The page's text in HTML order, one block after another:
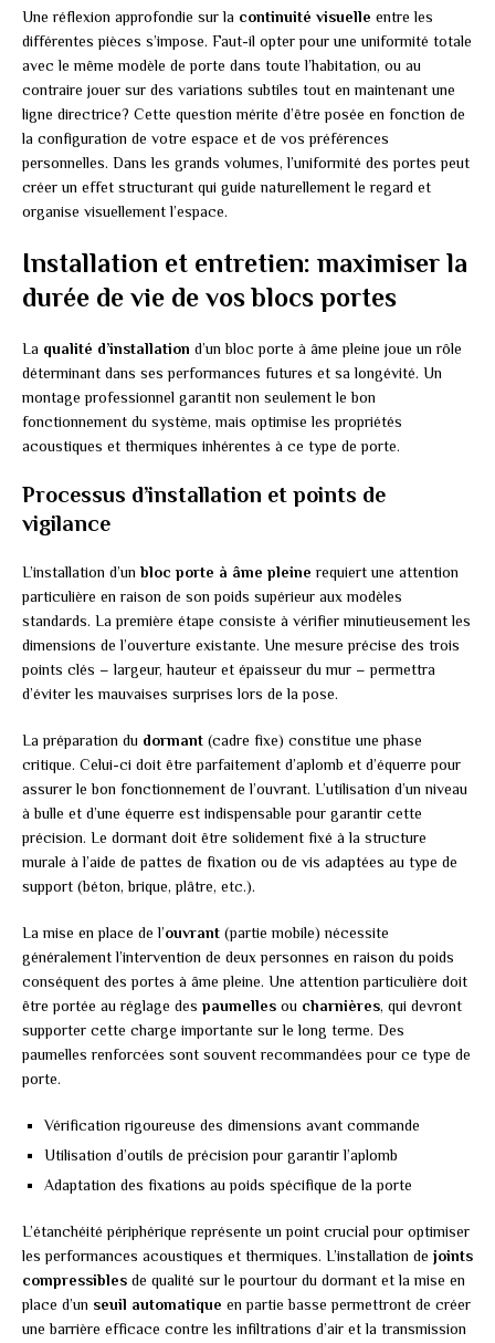
Une réflexion approfondie sur la continuité visuelle entre les
différentes pièces s’impose. Faut-il opter pour une uniformité totale
avec le même modèle de porte dans toute l’habitation, ou au
contraire jouer sur des variations subtiles tout en maintenant une
ligne directrice? Cette question mérite d’être posée en fonction de
la configuration de votre espace et de vos préférences
personnelles. Dans les grands volumes, l’uniformité des portes peut
créer un effet structurant qui guide naturellement le regard et
organise visuellement l’espace.
Installation et entretien: maximiser la
durée de vie de vos blocs portes
La qualité d’installation d’un bloc porte à âme pleine joue un rôle
déterminant dans ses performances futures et sa longévité. Un
montage professionnel garantit non seulement le bon
fonctionnement du système, mais optimise les propriétés
acoustiques et thermiques inhérentes à ce type de porte.
Processus d’installation et points de
vigilance
L’installation d’unbloc porte à âme pleine requiert une attention
particulière en raison de son poids supérieur aux modèles
standards. La première étape consiste à vérifier minutieusement les
dimensions de l’ouverture existante. Une mesure précise des trois
points clés – largeur, hauteur et épaisseur du mur – permettra
d’éviter les mauvaises surprises lors de la pose.
La préparation du dormant (cadre fixe) constitue une phase
critique. Celui-ci doit être parfaitement d’aplomb et d’équerre pour
assurer le bon fonctionnement de l’ouvrant. L’utilisation d’un niveau
à bulle et d’une équerre est indispensable pour garantir cette
précision. Le dormant doit être solidement fixé à la structure
murale à l’aide de pattes de fixation ou de vis adaptées au type de
support (béton, brique, plâtre, etc.).
La mise en place de l’ouvrant (partie mobile) nécessite
généralement l’intervention de deux personnes en raison du poids
conséquent des portes à âme pleine. Une attention particulière doit
être portée au réglage des paumelles ou charnières, qui devront
supporter cette charge importante sur le long terme. Des
paumelles renforcées sont souvent recommandées pour ce type de
porte.
Vérification rigoureuse des dimensions avant commande
Utilisation d’outils de précision pour garantir l’aplomb
Adaptation des fixations au poids spécifique de la porte
L’étanchéité périphérique représente un point crucial pour optimiser
les performances acoustiques et thermiques. L’installation de joints
compressibles de qualité sur le pourtour du dormant et la mise en
place d’un seuil automatique en partie basse permettront de créer
une barrière efficace contre les infiltrations d’air et la transmission